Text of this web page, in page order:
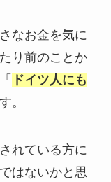
なお金を気に
り前のことか
ドイツ人にも
。
れている方に
はないかと思